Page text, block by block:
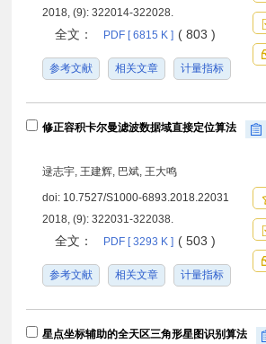
2018, (9): 322014-322028.
全文： PDF [ 6815 K ] ( 803 )
参考文献 相关文章 计量指标
修正容积卡尔曼滤波数据域直接定位算法
逯志宇, 王建辉, 巴斌, 王大鸣
doi: 10.7527/S1000-6893.2018.22031
2018, (9): 322031-322038.
全文： PDF [ 3293 K ] ( 503 )
参考文献 相关文章 计量指标
星点坐标辅助的全天区三角形星图识别算法